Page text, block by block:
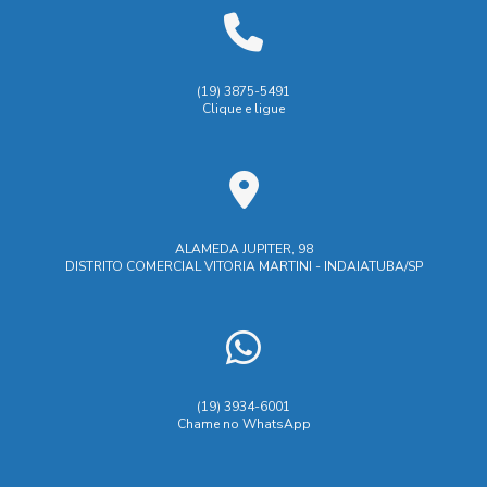
Biombo de solda: tudo que você precisa saber para
Biombo de Soldagem é Essencial para Segurança e
Segurança e Eficiência na Sua Oficina
segurança e eficiência
Biombo de Soldagem: Proteja Sua Equipe com Segurança e
Biombos de Solda: Essencial para Segurança e Eficiência
em Processos de Soldagem
Fabricação de peças usinadas
Fábrica de carrinhos de carga
Fábrica de carrinhos de transporte
Industrial
Máquina de corte laser
M谩quina de corte laser
Prestação serviços usinagem
Serviço de corte e dobra de chapas
(19) 3875-5491
Clique e ligue
ALAMEDA JUPITER, 98
DISTRITO COMERCIAL VITORIA MARTINI - INDAIATUBA/SP
(19) 3934-6001
Chame no WhatsApp